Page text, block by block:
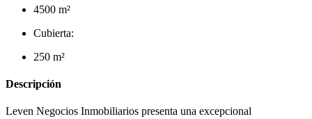
4500 m²
Cubierta:
250 m²
Descripción
Leven Negocios Inmobiliarios presenta una excepcional